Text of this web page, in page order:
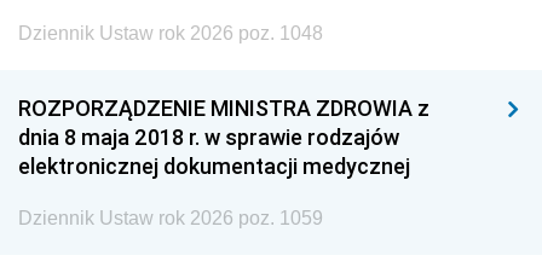
Dziennik Ustaw rok 2026 poz. 1048
ROZPORZĄDZENIE MINISTRA ZDROWIA z
dnia 8 maja 2018 r. w sprawie rodzajów
elektronicznej dokumentacji medycznej
Dziennik Ustaw rok 2026 poz. 1059